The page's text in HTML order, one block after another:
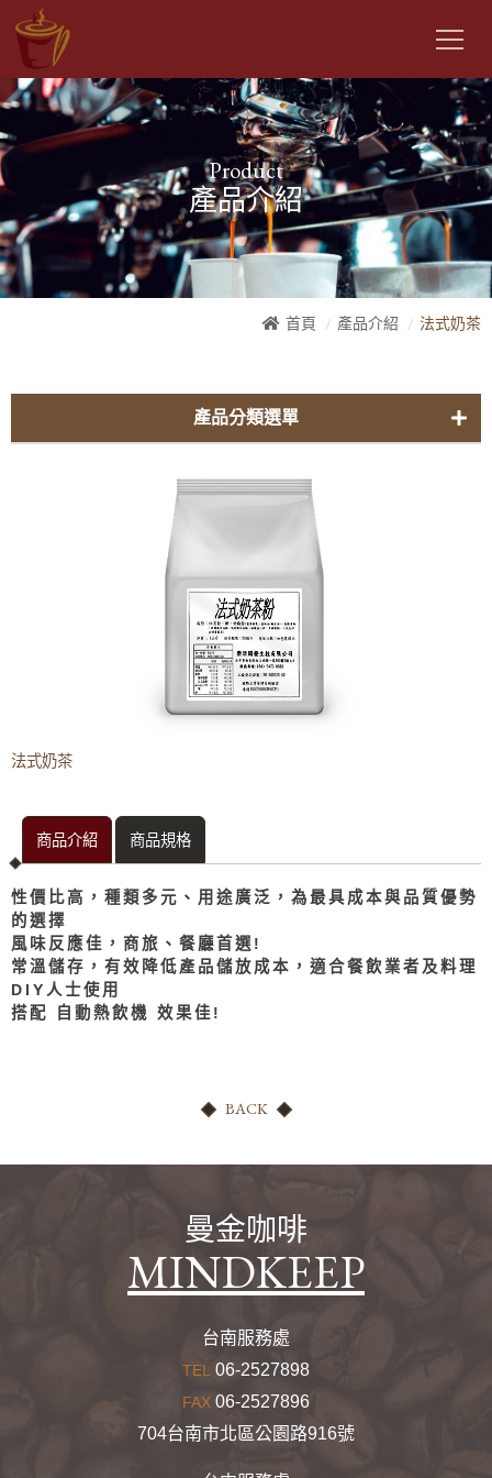
Product
產品介紹
首頁 產品介紹 法式奶茶
產品分類選單
三合一奶茶
奶精粉
檸檬口味紅茶粉
品皇即溶奶茶
咖啡類
其他粉類
法式奶茶
商品介紹 商品規格
性價比高，種類多元、用途廣泛，為最具成本與品質優勢
的選擇
風味反應佳，商旅、餐廳首選!
常溫儲存，有效降低產品儲放成本，適合餐飲業者及料理
DIY人士使用
搭配 自動熱飲機 效果佳!
BACK
台南服務處
TEL 06-2527898
FAX 06-2527896
704台南市北區公園路916號
曼金咖啡
MINDKEEP